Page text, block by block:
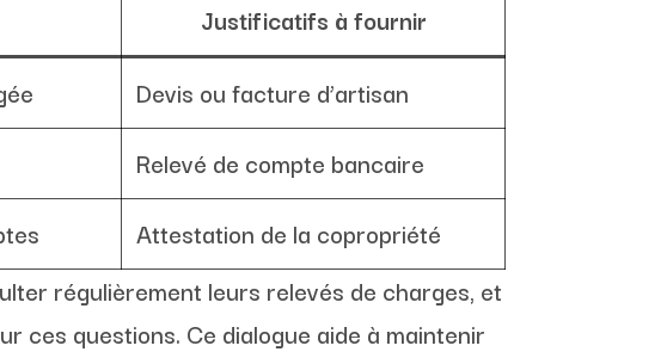
Justificatifs à fournir
Devis ou facture d’artisan
Relevé de compte bancaire
Attestation de la copropriété
régulièrement leurs relevés de charges, et
ces questions. Ce dialogue aide à maintenir